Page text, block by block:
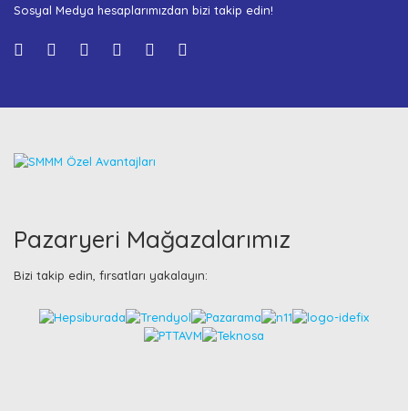
Sosyal Medya hesaplarımızdan bizi takip edin!
Pazaryeri Mağazalarımız
Bizi takip edin, fırsatları yakalayın: